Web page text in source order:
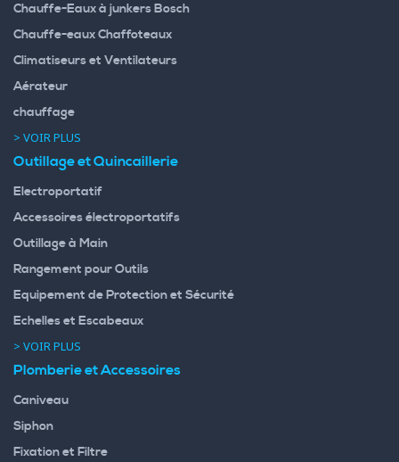
Chauffe-Eaux à junkers Bosch
Chauffe-eaux Chaffoteaux
Climatiseurs et Ventilateurs
Aérateur
chauffage
> VOIR PLUS
Outillage et Quincaillerie
Electroportatif
Accessoires électroportatifs
Outillage à Main
Rangement pour Outils
Equipement de Protection et Sécurité
Echelles et Escabeaux
> VOIR PLUS
Plomberie et Accessoires
Caniveau
Siphon
Fixation et Filtre